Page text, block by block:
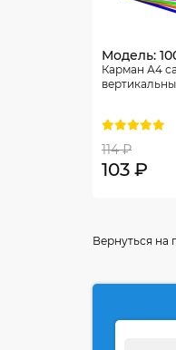
Модель:
Карман А4
114 ₽
103 ₽
Вернуться на